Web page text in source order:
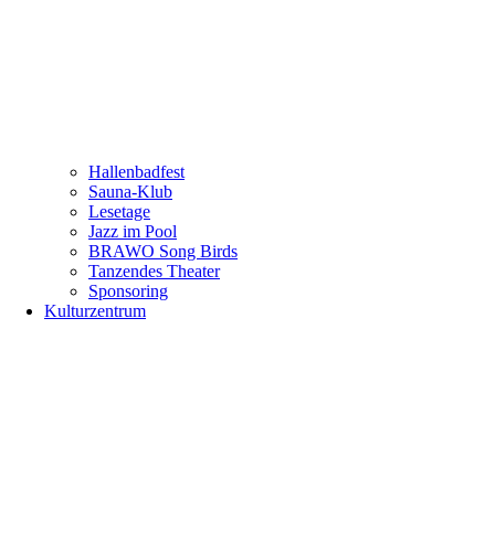
Hallenbadfest
Sauna-Klub
Lesetage
Jazz im Pool
BRAWO Song Birds
Tanzendes Theater
Sponsoring
Kulturzentrum